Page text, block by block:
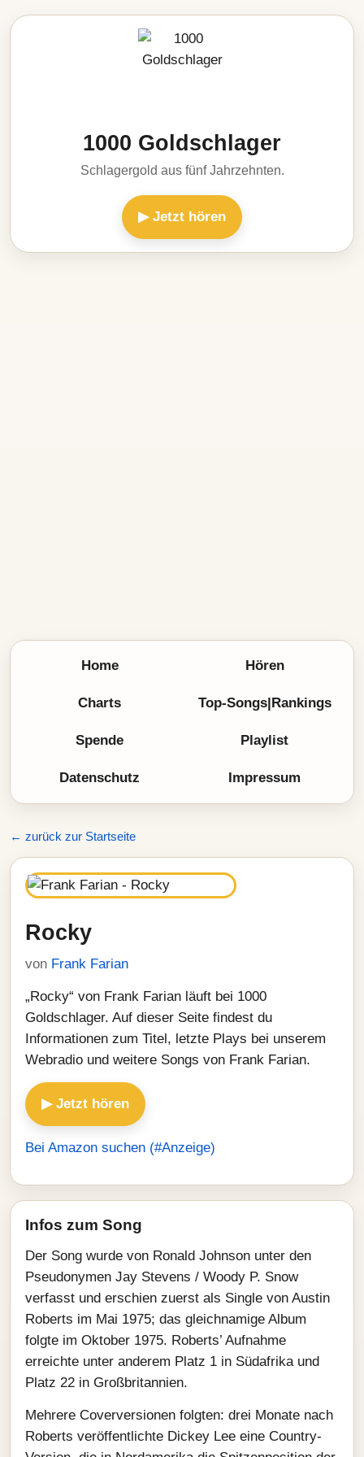
1000 Goldschlager
Schlagergold aus fünf Jahrzehnten.
▶ Jetzt hören
Home Hören
Charts Top-Songs|Rankings
Spende Playlist
Datenschutz Impressum
← zurück zur Startseite
Rocky
von Frank Farian
„Rocky“ von Frank Farian läuft bei 1000
Goldschlager. Auf dieser Seite findest du
Informationen zum Titel, letzte Plays bei unserem
Webradio und weitere Songs von Frank Farian.
▶ Jetzt hören
Bei Amazon suchen (#Anzeige)
Infos zum Song
Der Song wurde von Ronald Johnson unter den
Pseudonymen Jay Stevens / Woody P. Snow
verfasst und erschien zuerst als Single von Austin
Roberts im Mai 1975; das gleichnamige Album
folgte im Oktober 1975. Roberts’ Aufnahme
erreichte unter anderem Platz 1 in Südafrika und
Platz 22 in Großbritannien.
Mehrere Coverversionen folgten: drei Monate nach
Roberts veröffentlichte Dickey Lee eine Country-